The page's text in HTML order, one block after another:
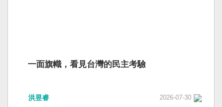
一面旗幟，看見台灣的民主考驗
洪昱睿 2026-07-30